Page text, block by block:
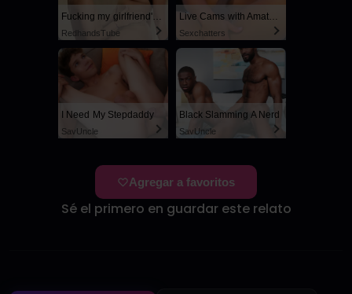
Fucking my girlfriend's hot mommy by mistake
RedhandsTube
Live Cams with Amateur Men
Sexchatters
I Need My Stepdaddy
SayUncle
Black Slamming A Nerd
SayUncle
Agregar a favoritos
Sé el primero en guardar este relato